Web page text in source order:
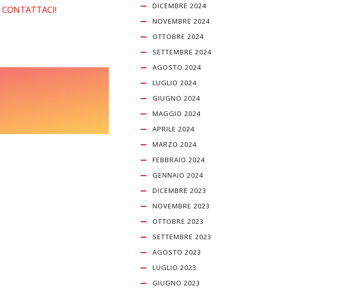
CONTATTACI!
DICEMBRE 2024
NOVEMBRE 2024
OTTOBRE 2024
SETTEMBRE 2024
AGOSTO 2024
LUGLIO 2024
GIUGNO 2024
MAGGIO 2024
APRILE 2024
MARZO 2024
FEBBRAIO 2024
GENNAIO 2024
DICEMBRE 2023
NOVEMBRE 2023
OTTOBRE 2023
SETTEMBRE 2023
AGOSTO 2023
LUGLIO 2023
GIUGNO 2023